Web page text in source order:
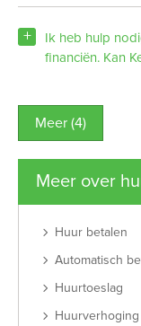
Ik heb hulp nodig bij het op orde brengen van mijn
financiën. Kan
Meer (4)
Meer over
Huur betalen
Automatisch
Huurtoeslag
Huurverhoging